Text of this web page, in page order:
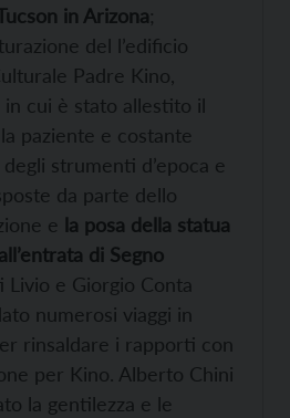
in Arizona;
del l’edificio
Padre Kino,
cui è stato allestito il
paziente e costante
strumenti d’epoca e
da parte dello
e la posa della statua
di Segno
Livio e Giorgio Conta
numerosi viaggi in
rinsaldare i rapporti con
per Kino. Alberto Chini
la gentilezza e le